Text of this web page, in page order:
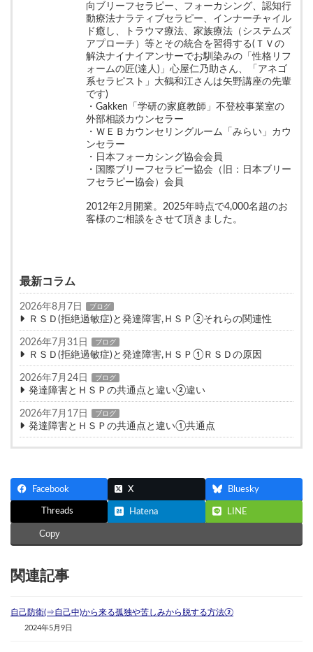
向ブリーフセラピー、フォーカシング、認知行
動療法ナラティブセラピー、インナーチャイル
ド癒し、トラウマ療法、家族療法（システムズ
アプローチ）等とその統合を習得する(ＴＶの
解決ナイナイアンサーでお馴染みの「性格リフ
ォームの匠(達人)」心屋仁乃助さん、「アネゴ
系セラピスト」大鶴和江さんは矢野講座の先輩
です)
・Gakken「学研の家庭教師」不登校事業室の
外部相談カウンセラー
・ＷＥＢカウンセリングルーム「みらい」カウ
ンセラー
・日本フォーカシング協会会員
・国際ブリーフセラピー協会（旧：日本ブリー
フセラピー協会）会員
2012年2月開業。2025年時点で4,000名超のお
客様のご相談をさせて頂きました。
最新コラム
2026年8月7日 ブログ
ＲＳＤ(拒絶過敏症)と発達障害,ＨＳＰ②それらの関連性
2026年7月31日 ブログ
ＲＳＤ(拒絶過敏症)と発達障害,ＨＳＰ①ＲＳＤの原因
2026年7月24日 ブログ
発達障害とＨＳＰの共通点と違い②違い
2026年7月17日 ブログ
発達障害とＨＳＰの共通点と違い①共通点
Facebook X Bluesky
Threads Hatena LINE
Copy
関連記事
自己防衛(⇒自己中)から来る孤独や苦しみから脱する方法②
2024年5月9日